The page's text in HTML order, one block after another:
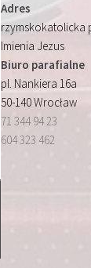
Adres
rzymskokatolicka
Imienia Jezus
Biuro parafialne
pl. Nankiera 16a
50-140 Wrocław
71 344 94 23
604 323 462